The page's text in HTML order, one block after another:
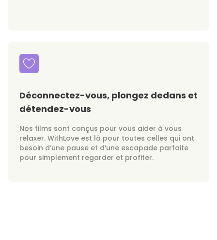
Déconnectez-vous, plongez dedans et
détendez-vous
Nos films sont conçus pour vous aider à vous
relaxer. WithLove est là pour toutes celles qui ont
besoin d’une pause et d’une escapade parfaite
pour simplement regarder et profiter.